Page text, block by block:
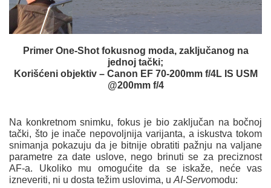
Primer One-Shot fokusnog moda, zaključanog na
jednoj tački;
Korišćeni objektiv – Canon EF 70-200mm f/4L IS USM
@200mm f/4
Na konkretnom snimku, fokus je bio zaključan na bočnoj
tački, što je inače nepovoljnija varijanta, a iskustva tokom
snimanja pokazuju da je bitnije obratiti pažnju na valjane
parametre za date uslove, nego brinuti se za preciznost
AF-a. Ukoliko mu omogućite da se iskaže, neće vas
izneveriti, ni u dosta težim uslovima, u AI-Servomodu: